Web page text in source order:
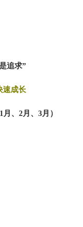
追求”
速成长
、2月、3月）